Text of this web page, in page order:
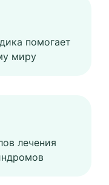
помогает
миру
лечения